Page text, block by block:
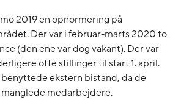
2019 en opnormering på
Der var i februar-marts 2020 to
(den ene var dog vakant). Der var
otte stillinger til start 1. april.
benyttede ekstern bistand, da de
medarbejdere.